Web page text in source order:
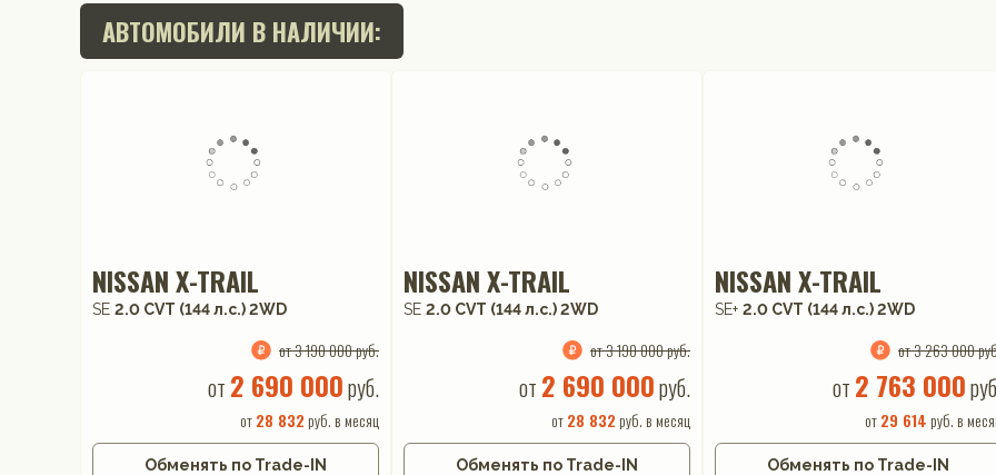
АВТОМОБИЛИ В НАЛИЧИИ:
NISSAN X-TRAIL
SE 2.0 CVT (144 л.с.) 2WD
от 3 190 000 руб.
от 2 690 000руб.
от28 832 руб. в месяц
Обменять по Trade-IN
NISSAN X-TRAIL
SE 2.0 CVT (144 л.с.) 2WD
от 3 190 000 руб.
от 2 690 000руб.
от28 832 руб. в месяц
Обменять по Trade-IN
NISSAN X-TRAIL
SE+ 2.0 CVT (144 л.с.) 2WD
от 3 263 000
от 2 763 000
от29 614 руб. в
Обменять по Trade-IN